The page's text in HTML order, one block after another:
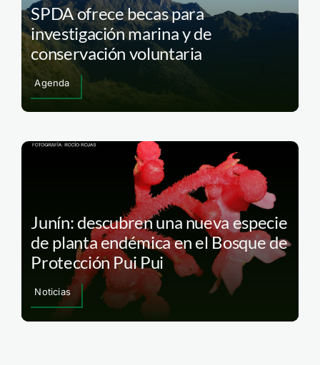
SPDA ofrece becas para
investigación marina y de
conservación voluntaria
Agenda
Junín: descubren una nueva especie
de planta endémica en el Bosque de
Protección Pui Pui
Noticias